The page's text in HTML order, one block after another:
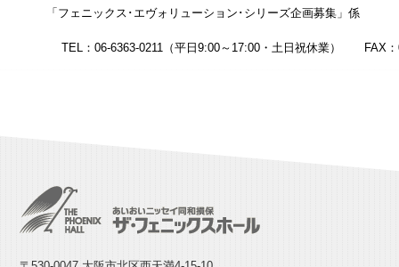
「フェニックス･エヴォリューション･シリーズ企画募集」係
TEL：06-6363-0211（平日9:00～17:00・土日祝休業） FAX：